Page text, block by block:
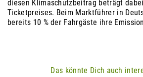
diesen Klimaschutzbeitrag beträgt
Ticketpreises. Beim Marktführer in
bereits 10 % der Fahrgäste ihre
Das könnte Dich auch